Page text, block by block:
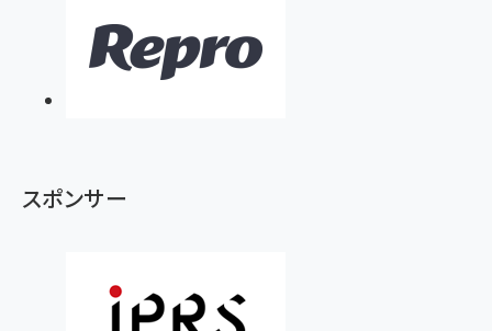
スポンサー